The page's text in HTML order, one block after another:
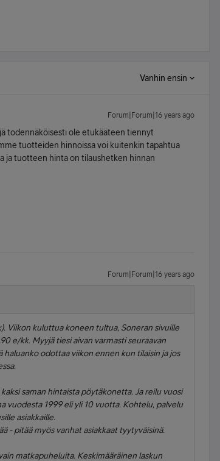
Vanhin ensin
Forum|Forum|16 years ago
todennäköisesti ole etukääteen tiennyt
tuotteiden hinnoissa voi kuitenkin tapahtua
ja tuotteen hinta on tilaushetken hinnan
Forum|Forum|16 years ago
Viikon kuluttua koneen tultua, Soneran sivuille
e/kk. Myyjä tiesi aivan varmasti seuraavan
odottaa viikon ennen kun tilaisin ja jos
saman hintaista pöytäkonetta. Ja reilu vuosi
vuodesta 1999 eli yli 10 vuotta. Kohtelu, palvelu
asiakkaille.
- pitää myös vanhat asiakkaat tyytyväisinä.
matkapuheluita. Keskimääräinen laskun